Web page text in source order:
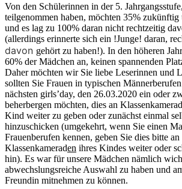
Von den Schülerinnen in der 5.
teilgenommen haben, möchten 35% zukünftig
und es lag zu 100% daran nicht rechtzeitig
(allerdings erinnerte sich ein !Junge! daran,
davon gehört zu haben!). In den höheren
60% der Mädchen an, keinen spannenden
Daher möchten wir Sie liebe Leserinnen und
sollten Sie Frauen in typischen
nächsten girls’day, den 26.03.2020 ein oder
beherbergen möchten, dies an Klassenkamerad
Kind weiter zu geben oder zunächst einmal
hinzuschicken (umgekehrt, wenn Sie einen
Frauenberufen kennen, geben Sie dies bitte an
Klassenkameraden ihres Kindes weiter oder
hin). Es war für unsere Mädchen nämlich
abwechslungsreiche Auswahl zu haben und
Freundin mitnehmen zu können.